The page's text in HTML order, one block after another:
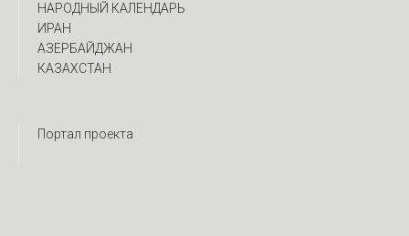
НАРОДНЫЙ КАЛЕНДАРЬ
ИРАН
АЗЕРБАЙДЖАН
КАЗАХСТАН
Портал проекта